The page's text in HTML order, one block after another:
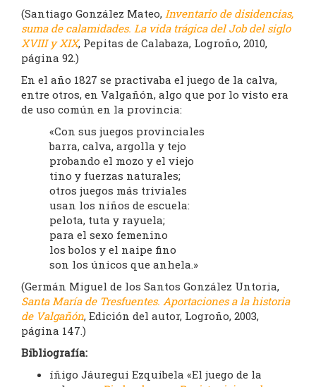
(Santiago González Mateo, Inventariode disidencias,
suma de calamidades. La vida trágica del Job del siglo
XVIII y XIX, Pepitas de Calabaza, Logroño, 2010,
página 92.)
En el año 1827 se practivaba el juego de la calva,
entre otros, en Valgañón, algo que por lo visto era
de uso común en la provincia:
«Con sus juegos provinciales
barra, calva, argolla y tejo
probando el mozo y el viejo
tino y fuerzas naturales;
otros juegos más triviales
usan los niños de escuela:
pelota, tuta y rayuela;
para el sexo femenino
los bolos y el naipe fino
son los únicos que anhela.»
(Germán Miguel de los Santos González Untoria,
Santa María de Tresfuentes. Aportaciones a la historia
de Valgañón, Edición del autor, Logroño, 2003,
página 147.)
Bibliografía:
íñigo Jáuregui Ezquibela «El juego de la